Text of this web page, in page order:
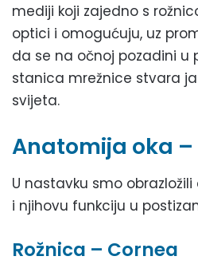
mediji koji zajedno s
optici i omogućuju, uz
da se na očnoj pozadini u
stanica mrežnice stvara
svijeta.
Anatomija oka
U nastavku smo
i njihovu funkciju u
Rožnica – Cornea